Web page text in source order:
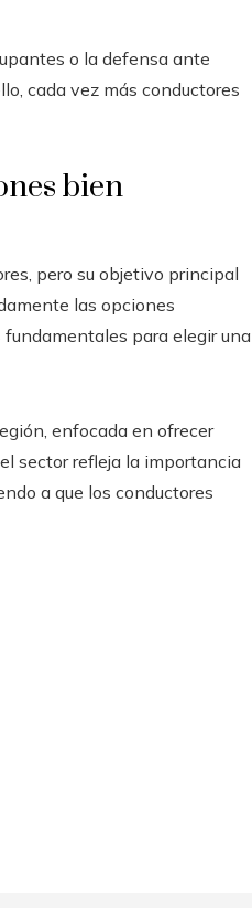
o la defensa ante
cada vez más conductores
bien
pero su objetivo principal
las opciones
para elegir una
enfocada en ofrecer
sector refleja la importancia
a que los conductores